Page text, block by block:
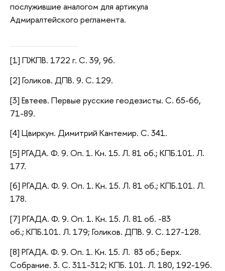
послужившие аналогом для артикула
Адмиралтейского регламента.
[1] ПЖПВ. 1722 г. С. 39, 96.
[2] Голиков. ДПВ. 9. С. 129.
[3] Евтеев. Первые русские геодезисты. С. 65-66,
71-89.
[4] Цвиркун. Димитрий Кантемир. С. 341.
[5] РГАДА. Ф. 9. Оп. 1. Кн. 15. Л. 81 об.; КПБ.101. Л.
177.
[6] РГАДА. Ф. 9. Оп. 1. Кн. 15. Л. 81 об.; КПБ.101. Л.
178.
[7] РГАДА. Ф. 9. Оп. 1. Кн. 15. Л. 81 об. -83
об.; КПБ.101. Л. 179; Голиков. ДПВ. 9. С. 127-128.
[8] РГАДА. Ф. 9. Оп. 1. Кн. 15. Л. 83 об.; Берх.
Собрание. 3. С. 311-312; КПБ. 101. Л. 180, 192-196.